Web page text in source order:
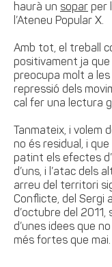
haurà un sopar per
l’Ateneu Popular X.
Amb tot, el treball
positivament ja
preocupa molt a
repressió dels
cal fer una lectura
Tanmateix, i
no és residual, i
patint els efectes
d’uns, i l’atac dels
arreu del territori
Conflicte, del Sergi
d’octubre del 2011,
d’unes idees que
més fortes que mai.